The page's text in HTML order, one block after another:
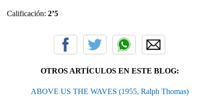
Calificación: 2’5
OTROS ARTÍCULOS EN ESTE BLOG:
ABOVE US THE WAVES (1955, Ralph Thomas)